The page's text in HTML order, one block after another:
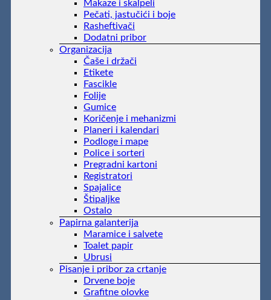
Makaze i skalpeli
Pečati, jastučići i boje
Rasheftivači
Dodatni pribor
Organizacija
Čaše i držači
Etikete
Fascikle
Folije
Gumice
Koričenje i mehanizmi
Planeri i kalendari
Podloge i mape
Police i sorteri
Pregradni kartoni
Registratori
Spajalice
Štipaljke
Ostalo
Papirna galanterija
Maramice i salvete
Toalet papir
Ubrusi
Pisanje i pribor za crtanje
Drvene boje
Grafitne olovke